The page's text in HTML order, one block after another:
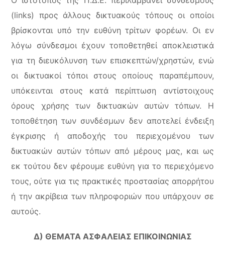
(links) προς άλλους δικτυακούς τόπους οι οποίοι
βρίσκονται υπό την ευθύνη τρίτων φορέων. Οι εν
λόγω σύνδεσμοι έχουν τοποθετηθεί αποκλειστικά
για τη διευκόλυνση των επισκεπτών/χρηστών, ενώ
οι δικτυακοί τόποι στους οποίους παραπέμπουν,
υπόκεινται στους κατά περίπτωση αντίστοιχους
όρους χρήσης των δικτυακών αυτών τόπων. Η
τοποθέτηση των συνδέσμων δεν αποτελεί ένδειξη
έγκρισης ή αποδοχής του περιεχομένου των
δικτυακών αυτών τόπων από μέρους μας, και ως
εκ τούτου δεν φέρουμε ευθύνη για το περιεχόμενο
τους, ούτε για τις πρακτικές προστασίας απορρήτου
ή την ακρίβεια των πληροφοριών που υπάρχουν σε
αυτούς.
Δ) ΘΕΜΑΤΑ ΑΣΦΑΛΕΙΑΣ ΕΠΙΚΟΙΝΩΝΙΑΣ